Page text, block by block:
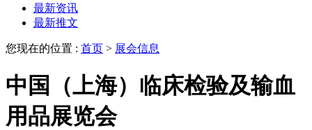
最新资讯
最新推文
您现在的位置 : 首页 > 展会信息
中国（上海）临床检验及输血
用品展览会